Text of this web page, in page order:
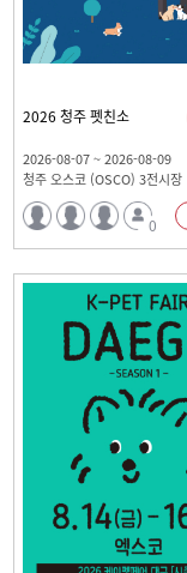
2026 청주 펫친소
2026-08-07 ~ 2026-08-09
청주 오스코 (OSCO) 3전시장
0